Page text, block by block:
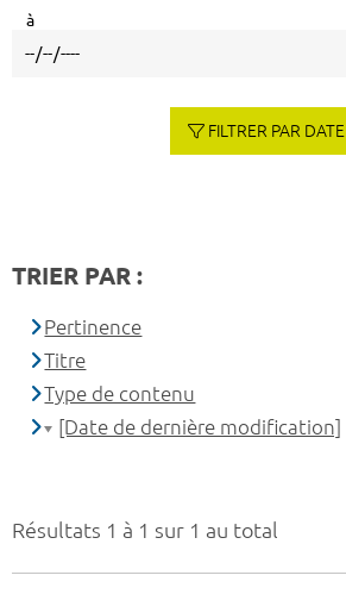
Résultats 1 à 1 sur 1 au total
à
FILTRER PAR DATE
TRIER PAR :
Pertinence
Titre
Type de contenu
[Date de dernière modification]